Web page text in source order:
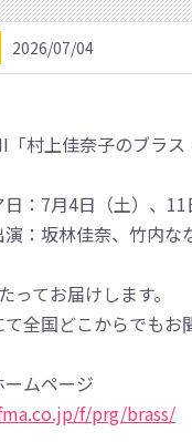
2026/07/04
「村上佳奈子のブラ
：7月4日（土）、11
演：坂林佳奈、竹内な
ってお届けします。
全国どこからでもお
ムページ
f/prg/brass/